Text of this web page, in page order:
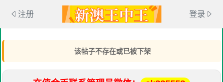
注册 登录
该帖子不存在或已被下架